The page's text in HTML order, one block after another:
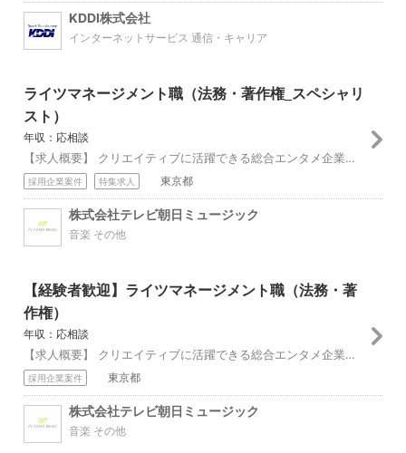
KDDI株式会社
インターネットサービス 通信・キャリア
ライツマネージメント職（法務・著作権_スペシャリ
スト）
年収：応相談
【求人概要】 クリエイティブに活躍できる総合エンタメ企業の法務職！ 多様なコンテンツの契約業務を担いながら、当社の新たなチャレンジを推進するための法的サポート...
採用企業案件 特集求人 東京都
株式会社テレビ朝日ミュージック
音楽 その他
【経験者歓迎】ライツマネージメント職（法務・著
作権）
年収：応相談
【求人概要】 クリエイティブに活躍できる総合エンタメ企業の法務職！ 多様なコンテンツの契約業務を担いながら、当社の新たなチャレンジを推進するための法的サポート...
採用企業案件 東京都
株式会社テレビ朝日ミュージック
音楽 その他